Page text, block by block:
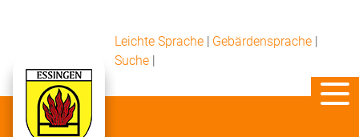
Leichte Sprache | Gebärdensprache |
Suche |